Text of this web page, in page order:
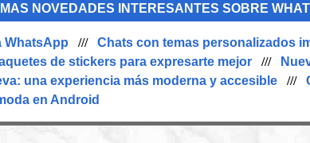
MAS NOVEDADES INTERESANTES SOBRE
WhatsApp /// Chats con temas personalizados
de stickers para expresarte mejor ///
una experiencia más moderna y accesible ///
en Android